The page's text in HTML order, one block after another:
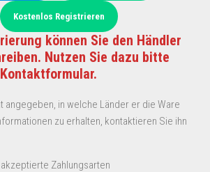
Kostenlos Registrieren
können Sie den Händler
Nutzen Sie dazu bitte
angegeben, in welche Länder er die Ware
zu erhalten, kontaktieren Sie ihn
Zahlungsarten